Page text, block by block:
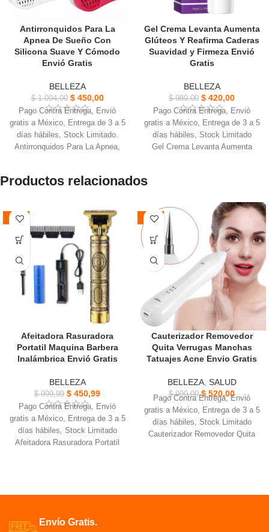
Antirronquidos Para La
Apnea De Sueño Con
Silicona Suave Y Cómodo
Envió Gratis
BELLEZA
$1.094,00 $450,00
Pago Contra Entrega, Envió
gratis a México, Entrega de 3 a 5
días hábiles, Stock Limitado.
Antirronquidos Para La Apnea,
Diseño de silicona suave y
Cuando los tejidos blandos de la
parte posterior de la garganta
colapsan durante el sueño
La presión continua de las vías
respiratorias positivas reducen
efectivamente los ronquidos
Gel Crema Levanta Aumenta
Glúteos Y Reafirma Caderas
Suavidad y Firmeza Envió
Gratis
BELLEZA
$980,00 $ 420,00
Pago Contra Entrega, Envió
gratis a México, Entrega de 3 a 5
días hábiles, Stock Limitado
Gel Crema Levanta Aumenta
se absorbe rápidamente.
Mantiene la piel hidratada y
suave, proporcionando un
cuidado continuo a la dermis.
Actúa como humectante, ayuda
a mantener la hidratación natural
de la piel y elasticidad.
Productos relacionados
-55%
Afeitadora Rasuradora
Portatil Maquina Barbera
Inalámbrica Envió Gratis
BELLEZA
$999,99 $ 450,99
Pago Contra Entrega, Envió
gratis a México, Entrega de 3 a 5
días hábiles, Stock Limitado
Afeitadora Rasuradora Portatil
Maquina Barbera Inalámbrica .
-47%
Cauterizador Removedor
Quita Verrugas Manchas
Tatuajes Acne Envio Gratis
BELLEZA, SALUD
$990,00 $ 520,00
Pago Contra Entrega, Envió
gratis a México, Entrega de 3 a 5
días hábiles, Stock Limitado
Cauterizador Removedor Quita
el tratamiento.
Envío Gratis.